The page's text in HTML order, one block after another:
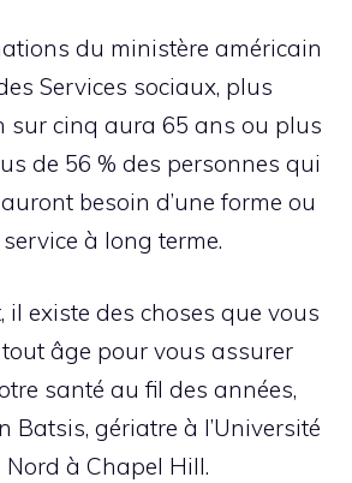
du ministère américain
Services sociaux, plus
sur cinq aura 65 ans ou plus
de 56 % des personnes qui
besoin d’une forme ou
à long terme.
il existe des choses que vous
âge pour vous assurer
santé au fil des années,
Batsis, gériatre à l’Université
à Chapel Hill.